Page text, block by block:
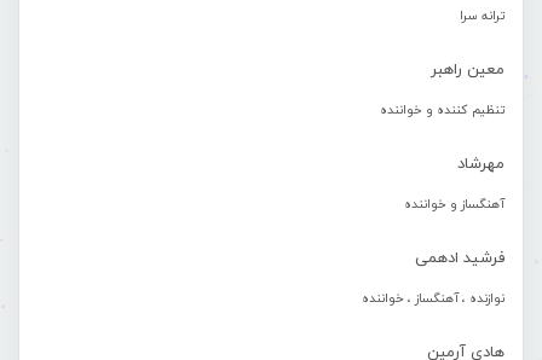
ترانه سرا
معین راهبر
تنظیم کننده و خواننده
مهرشاد
آهنگساز و خواننده
فرشید ادهمی
نوازنده ، آهنگساز ، خواننده
هادی آرمین